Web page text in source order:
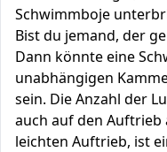
Schwimmboje
Bist du jemand, der
Dann könnte eine
unabhängigen
sein. Die Anzahl der
auch auf den Auftrieb
leichten Auftrieb, ist